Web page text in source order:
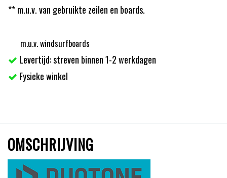
** m.u.v. van gebruikte zeilen en boards.
m.u.v. windsurfboards
Levertijd: streven binnen 1-2 werkdagen
Fysieke winkel
OMSCHRIJVING